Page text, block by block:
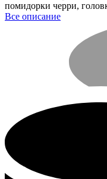
помидорки черри,
Все описание